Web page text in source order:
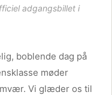
adgangsbillet i
boblende dag på
møder
Vi glæder os til